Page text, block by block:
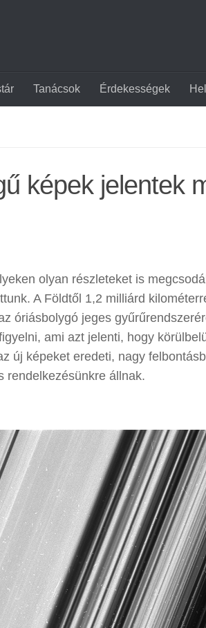
Tanácsok Érdekességek
képek jelentek
olyan részleteket is
A Földtől 1,2 milliárd
óriásbolygó jeges
ami azt jelenti, hogy
új képeket eredeti, nagy
rendelkezésünkre állnak.